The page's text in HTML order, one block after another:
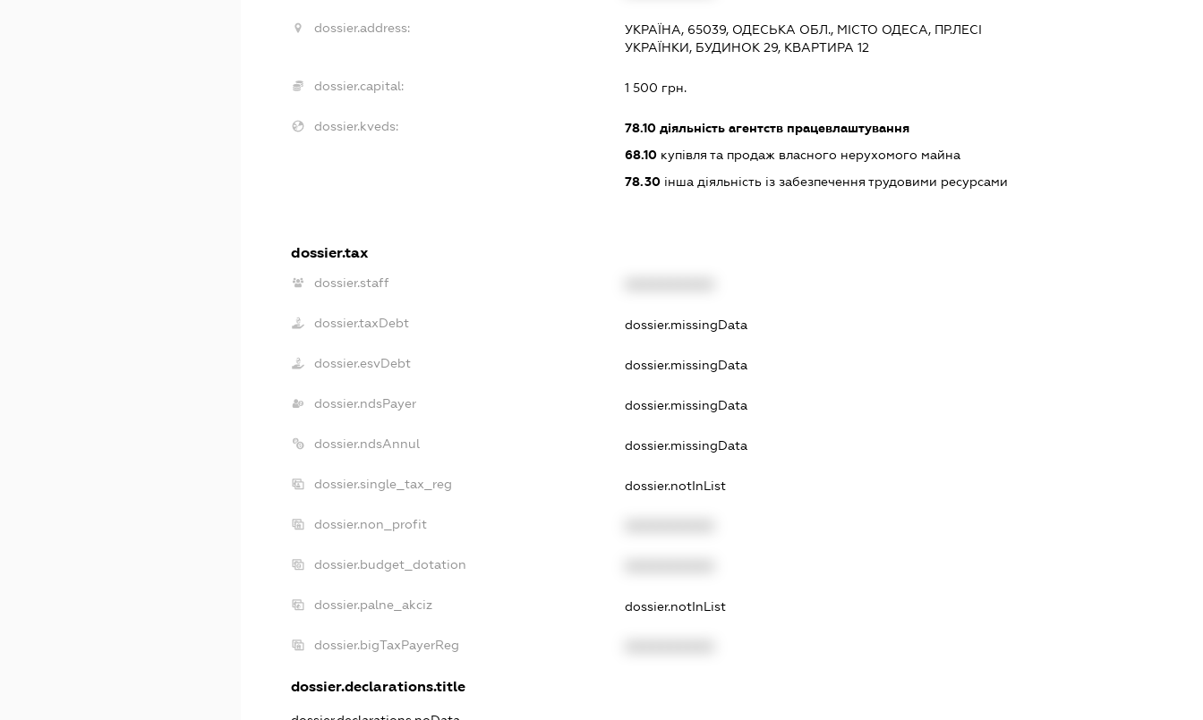
dossier.address:
УКРАЇНА, 65039, ОДЕСЬКА ОБЛ., МІСТО ОДЕСА, ПР.ЛЕСІ
УКРАЇНКИ, БУДИНОК 29, КВАРТИРА 12
dossier.capital: 1 500 грн.
dossier.kveds: 78.10діяльність агентств працевлаштування
68.10купівля та продаж власного нерухомого майна
78.30інша діяльність із забезпечення трудовими ресурсами
dossier.tax
dossier.staff
dossier.taxDebt dossier.missingData
dossier.esvDebt dossier.missingData
dossier.ndsPayer dossier.missingData
dossier.ndsAnnul dossier.missingData
dossier.single_tax_reg dossier.notInList
dossier.non_profit
dossier.budget_dotation
dossier.palne_akciz dossier.notInList
dossier.bigTaxPayerReg
dossier.declarations.title